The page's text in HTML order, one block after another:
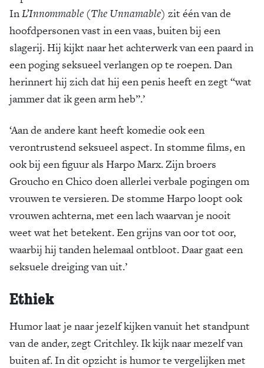
InL’Innommable (The Unnamable) zit één van de
hoofdpersonen vast in een vaas, buiten bij een
slagerij. Hij kijkt naar het achterwerk van een paard in
een poging seksueel verlangen op te roepen. Dan
herinnert hij zich dat hij een penis heeft en zegt “wat
jammer dat ik geen arm heb”.’
‘Aan de andere kant heeft komedie ook een
verontrustend seksueel aspect. In stomme films, en
ook bij een figuur als Harpo Marx. Zijn broers
Groucho en Chico doen allerlei verbale pogingen om
vrouwen te versieren. De stomme Harpo loopt ook
vrouwen achterna, met een lach waarvan je nooit
weet wat het betekent. Een grijns van oor tot oor,
waarbij hij tanden helemaal ontbloot. Daar gaat een
seksuele dreiging van uit.’
Ethiek
Humor laat je naar jezelf kijken vanuit het standpunt
van de ander, zegt Critchley. Ik kijk naar mezelf van
buiten af. In dit opzicht is humor te vergelijken met